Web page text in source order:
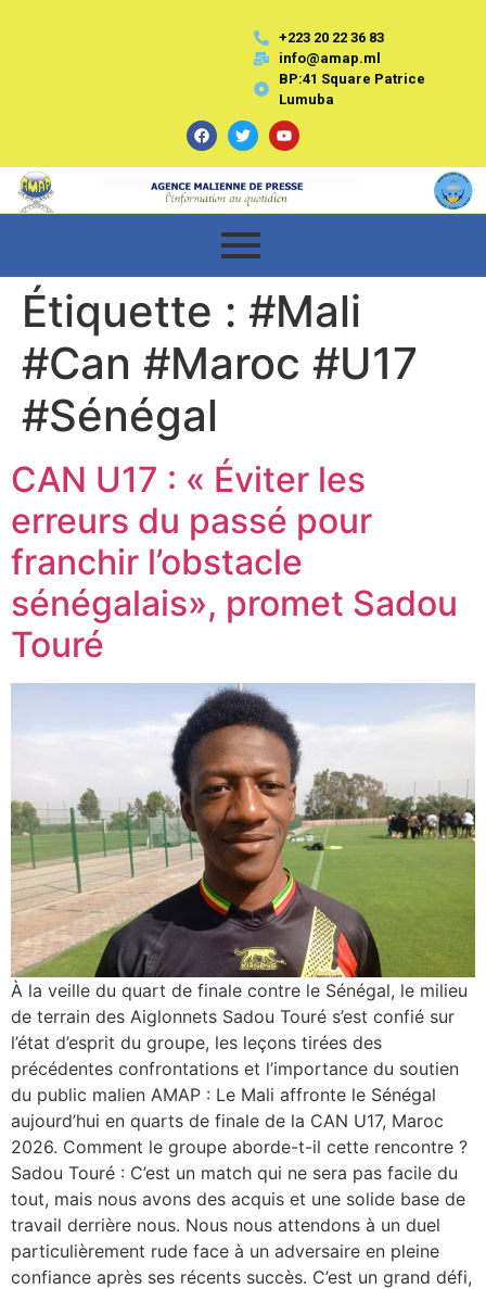
+223 20 22 36 83
info@amap.ml
BP:41 Square Patrice
Lumuba
Étiquette : #Mali
#Can #Maroc #U17
#Sénégal
CAN U17 : « Éviter les
erreurs du passé pour
franchir l’obstacle
sénégalais», promet Sadou
Touré
À la veille du quart de finale contre le Sénégal, le milieu
de terrain des Aiglonnets Sadou Touré s’est confié sur
l’état d’esprit du groupe, les leçons tirées des
précédentes confrontations et l’importance du soutien
du public malien AMAP : Le Mali affronte le Sénégal
aujourd’hui en quarts de finale de la CAN U17, Maroc
2026. Comment le groupe aborde-t-il cette rencontre ?
Sadou Touré : C’est un match qui ne sera pas facile du
tout, mais nous avons des acquis et une solide base de
travail derrière nous. Nous nous attendons à un duel
particulièrement rude face à un adversaire en pleine
confiance après ses récents succès. C’est un grand défi,